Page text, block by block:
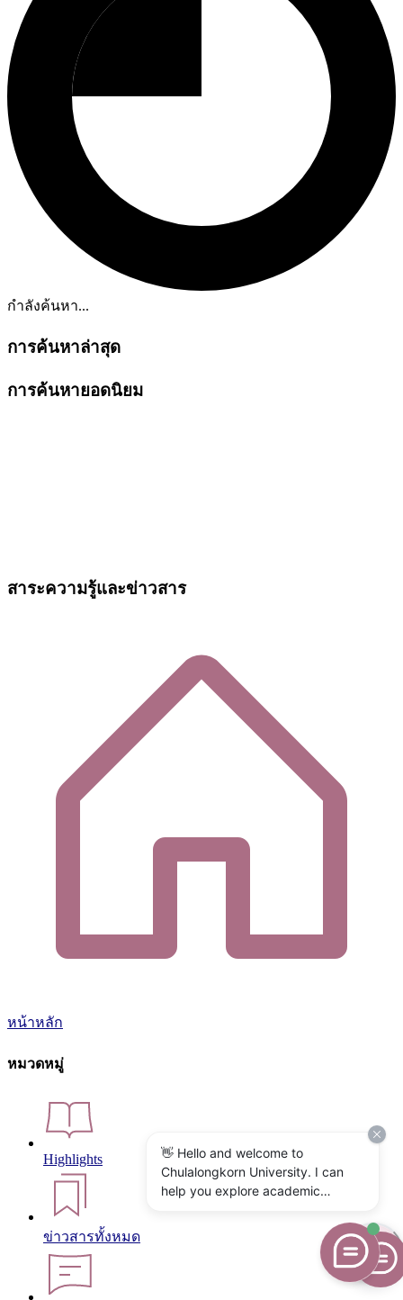
กำลังค้นหา...
การค้นหาล่าสุด
การค้นหายอดนิยม
สาระความรู้และข่าวสาร
หน้าหลัก
หมวดหมู่
Highlights
ข่าวสารทั้งหมด
👋 Hello and welcome to
Chulalongkorn University. I can
help you explore academic